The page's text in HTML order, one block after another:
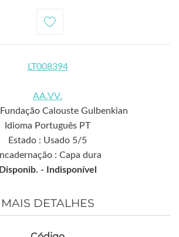
LT008394
AA.VV.
Calouste Gulbenkian
Idioma Português PT
Estado : Usado 5/5
: Capa dura
Disponib. -
Indisponível
MAIS DETALHES